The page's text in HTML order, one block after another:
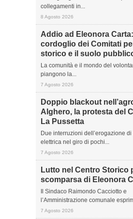
collegamenti in...
8 Agosto 2026
Addio ad Eleonora Carta:
cordoglio dei Comitati
storico e il suolo
La comunità e il mondo del
piangono la...
7 Agosto 2026
Doppio blackout
Alghero, la protesta del
La Pussetta
Due interruzioni dell’erogazione
elettrica nel giro di pochi...
7 Agosto 2026
Lutto nel Centro Storico
scomparsa di Eleonora
Il Sindaco Raimondo Cacciotto e
l’Amministrazione comunale
7 Agosto 2026